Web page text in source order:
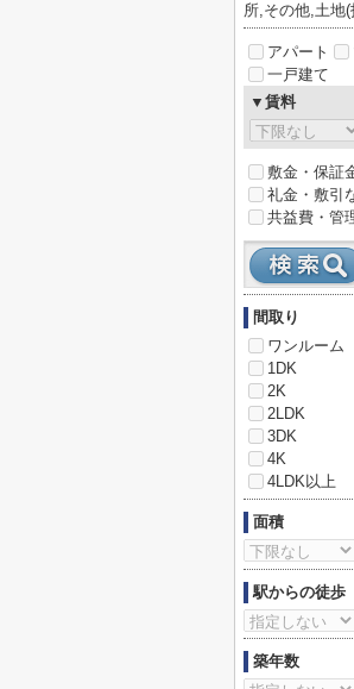
所,その他,土地(
アパート
一戸建て
▼賃料
敷金・保証
礼金・敷引
共益費・管
間取り
ワンルーム
1DK
2K
2LDK
3DK
4K
4LDK以上
面積
駅からの徒歩
築年数